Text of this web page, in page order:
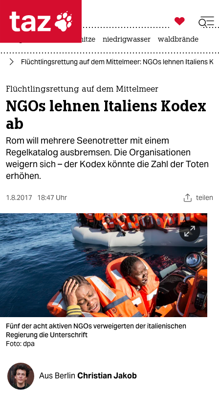
 taz zahl ich
taz zahl ich
themen
politik
öko
gesellschaft
kultur
sport
berlin
nord
wahrheit
verlag
verlag
veranstaltungen
shop
fragen & hilfe
unterstützen

taz zahl ich
hitze niedrigwasser waldbrände
Flüchtlingsrettung auf dem Mittelmeer: NGOs lehnen Italiens
Flüchtlingsrettung auf dem Mittelmeer
NGOs lehnen Italiens Kodex
ab
Rom will mehrere Seenotretter mit einem
Regelkatalog ausbremsen. Die Organisationen
weigern sich – der Kodex könnte die Zahl der Toten
erhöhen.
1.8.2017 18:47 Uhr teilen
Fünf der acht aktiven NGOs verweigerten der italienischen
Regierung die Unterschrift
Foto: dpa
Aus Berlin Christian Jakob